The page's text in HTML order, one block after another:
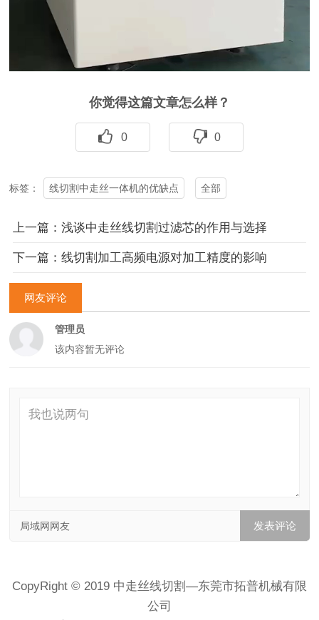
你觉得这篇文章怎么样？
0 0
标签： 线切割中走丝一体机的优缺点 全部
上一篇：浅谈中走丝线切割过滤芯的作用与选择
下一篇：线切割加工高频电源对加工精度的影响
网友评论
管理员
该内容暂无评论
局域网网友
CopyRight © 2019 中走丝线切割—东莞市拓普机械有限
公司